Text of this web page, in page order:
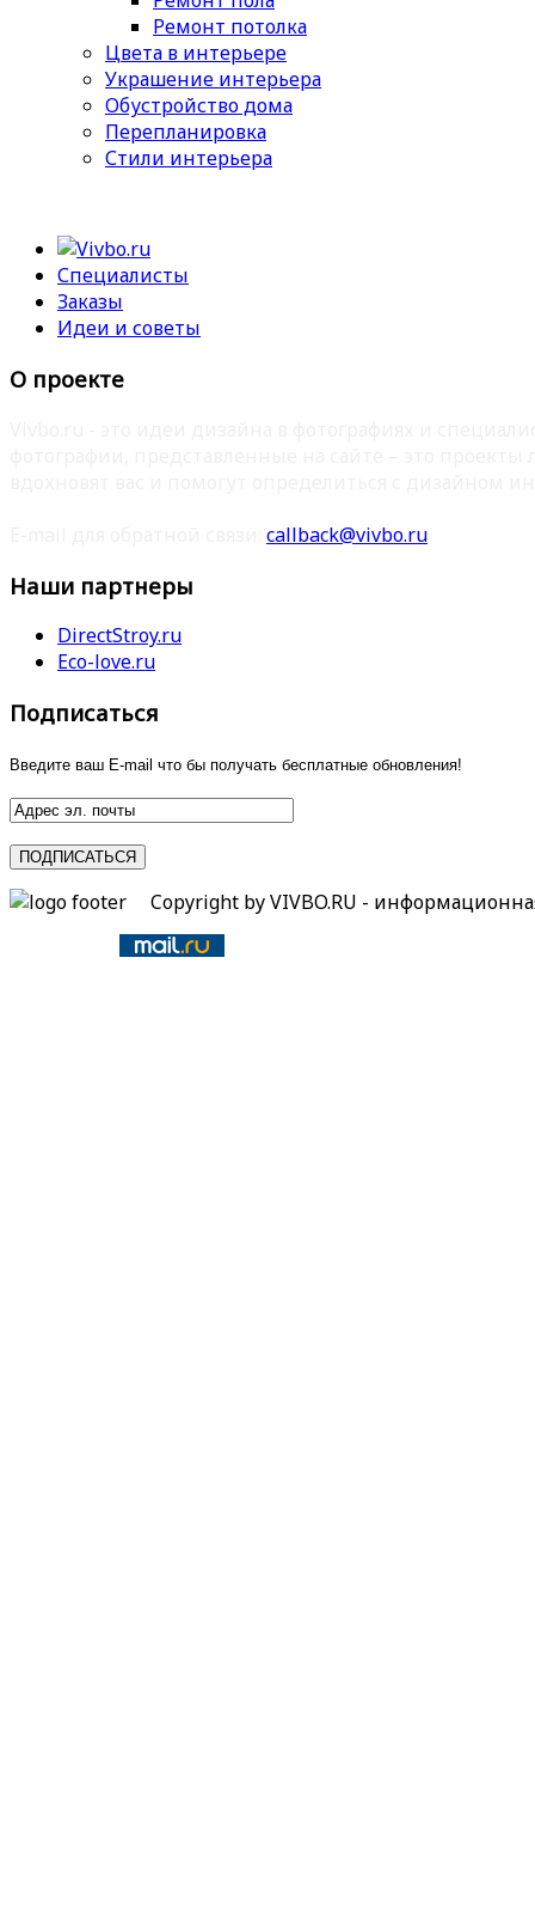
Ремонт потолка
Цвета в интерьере
Украшение интерьера
Обустройство дома
Перепланировка
Стили интерьера
Специалисты
Заказы
Идеи и советы
О проекте
callback@vivbo.ru
Наши партнеры
DirectStroy.ru
Eco-love.ru
Подписаться
Введите ваш E-mail что бы получать бесплатные обновления!
Copyright by VIVBO.RU -